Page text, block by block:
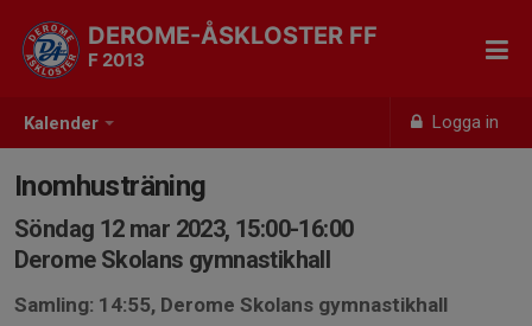
Kalender Logga in
DEROME-ÅSKLOSTER FF
F 2013
Inomhusträning
Söndag 12 mar 2023, 15:00-16:00
Derome Skolans gymnastikhall
Samling: 14:55, Derome Skolans gymnastikhall